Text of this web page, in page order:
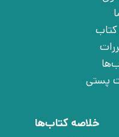
پستی
خلاصه کتاب‌ها